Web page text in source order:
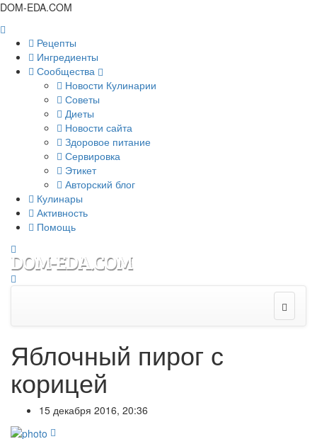
DOM-EDA.COM
Рецепты
Ингредиенты
Сообщества
Новости Кулинарии
Советы
Диеты
Новости сайта
Здоровое питание
Сервировка
Этикет
Авторский блог
Кулинары
Активность
Помощь
Яблочный пирог с
корицей
15 декабря 2016, 20:36